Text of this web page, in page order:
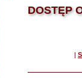
DOSTĘP
|